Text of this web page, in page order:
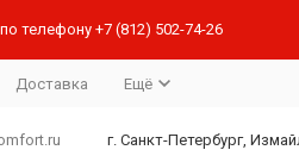
телефону +7 (812) 502-74-26
Доставка Ещё
г. Санкт-Петербург,